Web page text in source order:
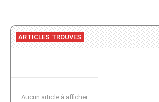
ARTICLES TROUVES
Aucun article à afficher